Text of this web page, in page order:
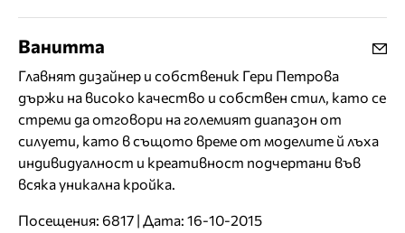
Ванитта
Главнят дизайнер и собственик Гери Петрова
държи на високо качество и собствен стил, като се
стреми да отговори на големият диапазон от
силуети, като в същото време от моделите й лъха
индивидуалност и креативност подчертани във
всяка уникална кройка.
Посещения: 6817 | Дата: 16-10-2015